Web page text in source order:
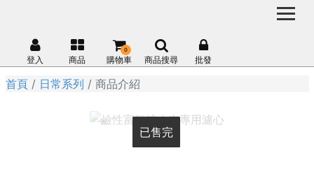
登入 商品 購物車
0
商品搜尋 批發
首頁 日常系列 商品介紹
已售完
已售完
已售完